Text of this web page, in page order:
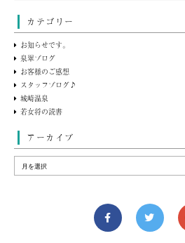
カテゴリー
お知らせです。
泉翠ブログ
お客様のご感想
スタッフブログ♪
城崎温泉
若女将の読書
アーカイブ